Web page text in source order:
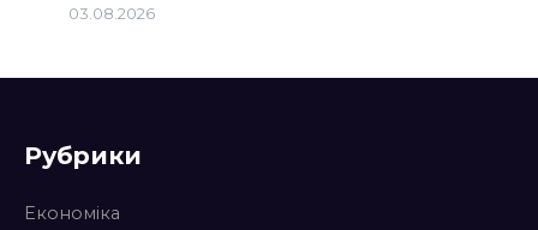
03.08.2026
Рубрики
Економіка